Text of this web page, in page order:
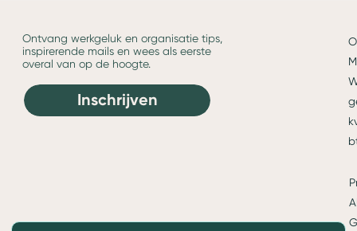
Inschrijven
Ontvang werkgeluk en organisatie tips,
inspirerende mails en wees als eerste
overal van op de hoogte.